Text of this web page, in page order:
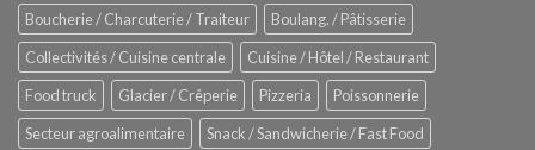
totale
automatisée
Boucherie / Charcuterie / Traiteur
Boulang. / Pâtisserie
Collectivités / Cuisine centrale
Cuisine / Hôtel / Restaurant
Food truck
Glacier / Crêperie Pizzeria
Poissonnerie
Secteur agroalimentaire
Snack / Sandwicherie / Fast Food